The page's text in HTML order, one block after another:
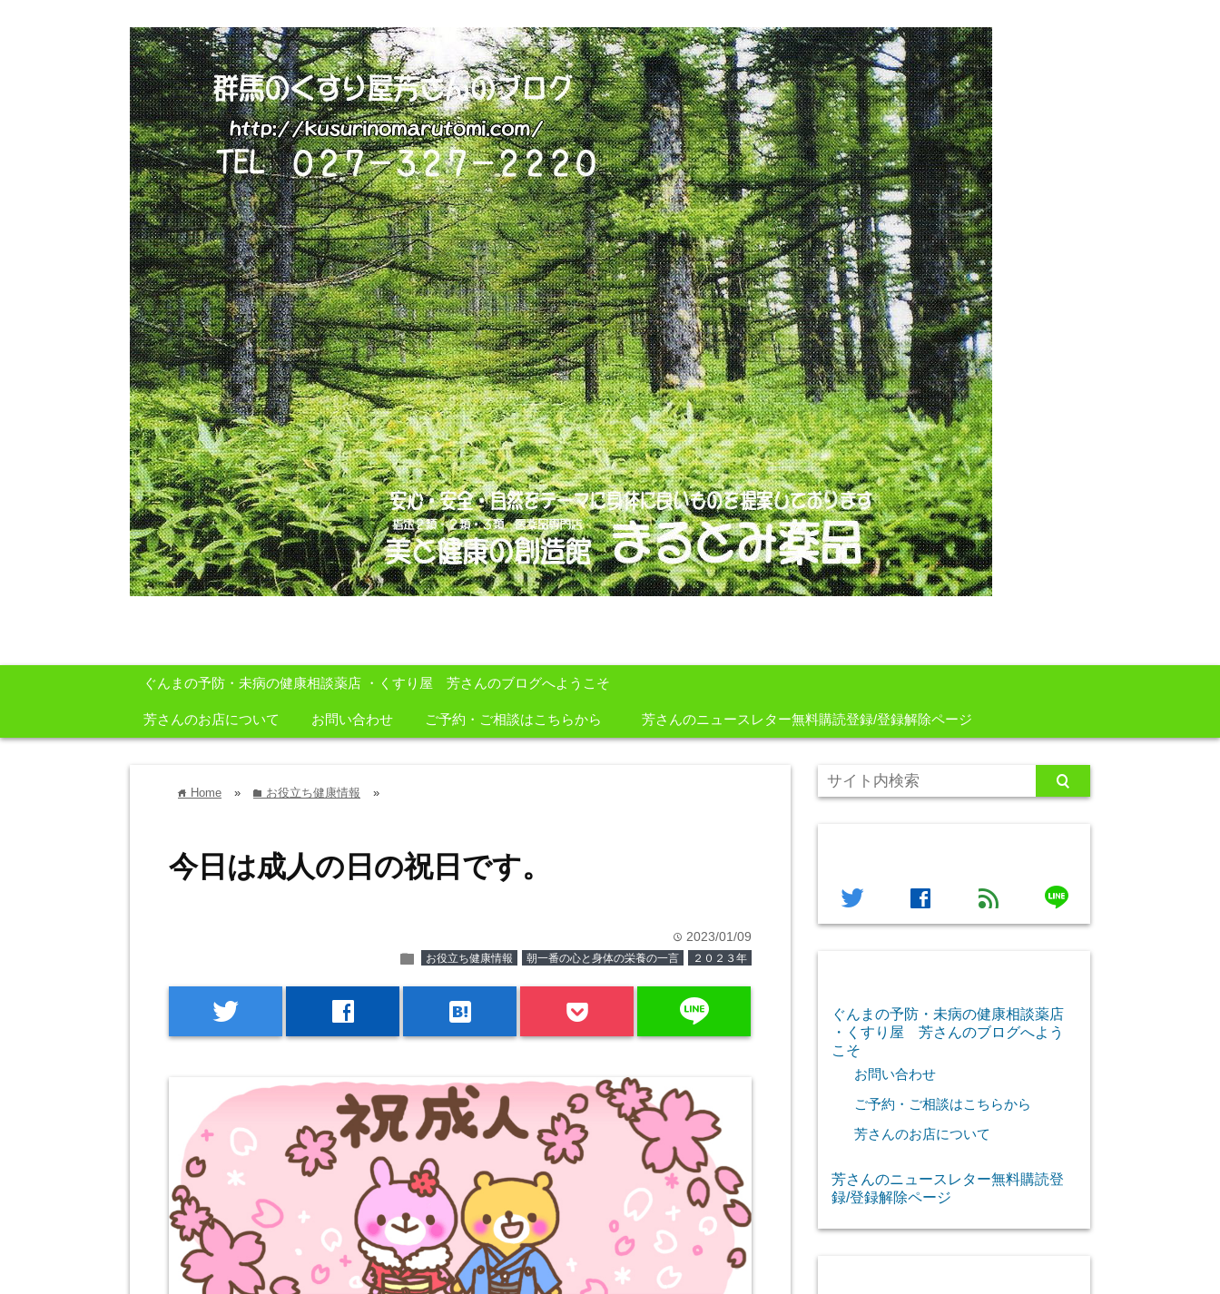
ぐんまの予防・未病の健康相談薬店 ・くすり屋 芳さんのブログへようこそ
芳さんのお店について お問い合わせ ご予約・ご相談はこちらから 芳さんのニュースレター無料購読登録/登録解除ページ
home Home » folder お役立ち健康情報 »
今日は成人の日の祝日です。
time 2023/01/09
folder お役立ち健康情報 朝一番の心と身体の栄養の一言 ２０２３年
twitter facebook hatenabookmark line
twitter facebook feed line
ぐんまの予防・未病の健康相談薬店
・くすり屋 芳さんのブログへよう
こそ
お問い合わせ
ご予約・ご相談はこちらから
芳さんのお店について
芳さんのニュースレター無料購読登
録/登録解除ページ